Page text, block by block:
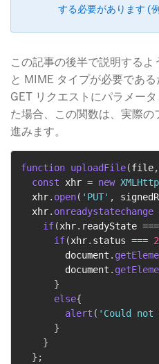
する必要があります (
この記事の後半で説明する
と MIME タイプが必要であ
GET リクエストにパラメー
た場合、この関数は、実際
進みます。
function uploadFile(file,
const xhr = new
  xhr
. open( 'PUT' ,
  xhr
. onreadystatechange
if(xhr. readyState ===
if(xhr. status ===
        document
.
        document
.
}
else{
alert ( 'Could
}
}
} ;